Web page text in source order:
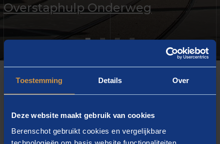
Toestemming Details Over
Deze website maakt gebruik van cookies
Berenschot gebruikt cookies en vergelijkbare
Overstaphulp Onderweg
Onderzoek
gegevensmanagement